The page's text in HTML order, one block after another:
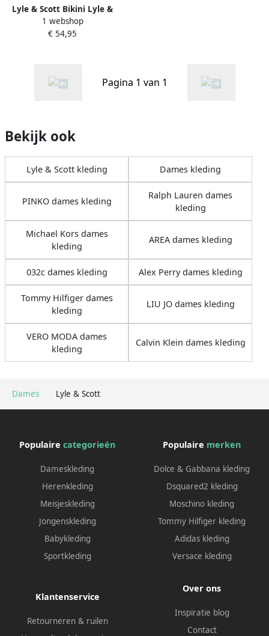
Dames Lyle & Scott
Lyle & Scott Bikini Lyle &
Scott Lyle Scott Zwembroek
Scorch Groen
1 webshop
€ 54,95
Pagina 1 van 1
Bekijk ook
Lyle & Scott kleding Dames kleding
PINKO dames kleding
Ralph Lauren dames
kleding
Michael Kors dames
kleding
AREA dames kleding
032c dames kleding Alex Perry dames kleding
Tommy Hilfiger dames
kleding
LIU JO dames kleding
VERO MODA dames
kleding
Calvin Klein dames kleding
Populaire categorieën
Dameskleding
Herenkleding
Meisjeskleding
Jongenskleding
Babykleding
Sportkleding
Populaire merken
Dolce & Gabbana kleding
Dsquared2 kleding
Moschino kleding
Tommy Hilfiger kleding
Adidas kleding
Versace kleding
Klantenservice
Retourneren & ruilen
Over ons
Inspiratie blog
Contact